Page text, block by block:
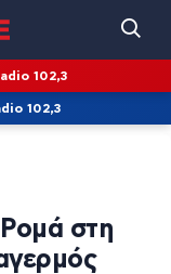
102,3
102,3
στη